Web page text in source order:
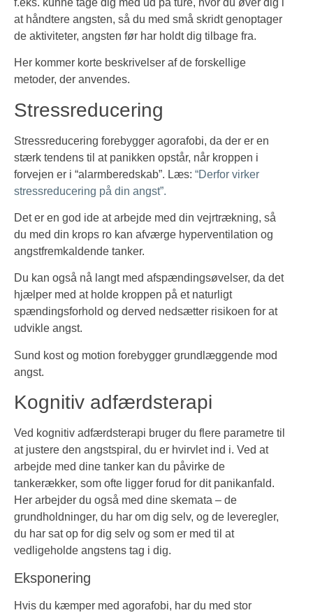
at håndtere angsten, så du med små skridt genoptager
de aktiviteter, angsten før har holdt dig tilbage fra.
Her kommer korte beskrivelser af de forskellige
metoder, der anvendes.
Stressreducering
Stressreducering forebygger agorafobi, da der er en
stærk tendens til at panikken opstår, når kroppen i
forvejen er i “alarmberedskab”. Læs: “Derfor virker
stressreducering på din angst”.
Det er en god ide at arbejde med din vejrtrækning, så
du med din krops ro kan afværge hyperventilation og
angstfremkaldende tanker.
Du kan også nå langt med afspændingsøvelser, da det
hjælper med at holde kroppen på et naturligt
spændingsforhold og derved nedsætter risikoen for at
udvikle angst.
Sund kost og motion forebygger grundlæggende mod
angst.
Kognitiv adfærdsterapi
Ved kognitiv adfærdsterapi bruger du flere parametre til
at justere den angstspiral, du er hvirvlet ind i. Ved at
arbejde med dine tanker kan du påvirke de
tankerækker, som ofte ligger forud for dit panikanfald.
Her arbejder du også med dine skemata – de
grundholdninger, du har om dig selv, og de leveregler,
du har sat op for dig selv og som er med til at
vedligeholde angstens tag i dig.
Eksponering
Hvis du kæmper med agorafobi, har du med stor